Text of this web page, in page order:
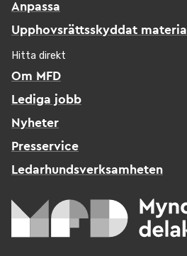
Anpassa
Upphovsrättsskyddat material
Hitta direkt
Om MFD
Lediga jobb
Nyheter
Presservice
Ledarhundsverksamheten